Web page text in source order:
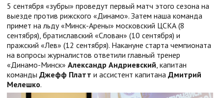
5 сентября «зубры» проведут первый матч этого сезона на
выезде против рижского «Динамо». Затем наша команда
примет на льду «Минск-Арены» московский ЦСКА (8
сентября), братиславский «Слован» (10 сентября) и
пражский «Лев» (12 сентября). Накануне старта чемпионата
на вопросы журналистов ответили главный тренер
«Динамо-Минск» Александр Андриевский , капитан
команды Джефф Платт и ассистент капитана Дмитрий
Мелешко.